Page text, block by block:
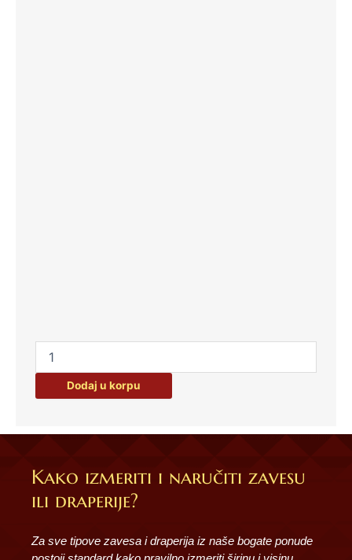
Dodaj u korpu
Kako izmeriti i naručiti zavesu
ili draperije?
Za sve tipove zavesa i draperija iz naše bogate ponude